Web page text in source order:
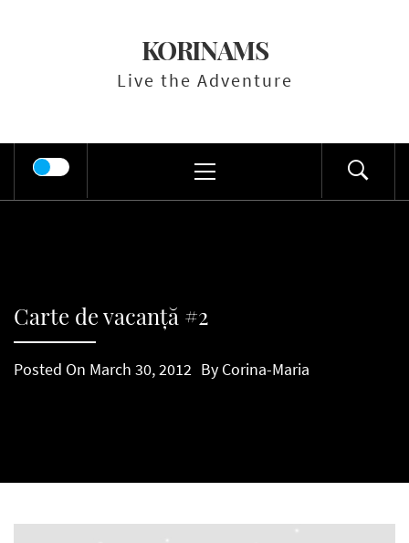
KORINAMS
Live the Adventure
Menu
Carte de vacanță #2
Posted On March 30, 2012 By Corina-Maria